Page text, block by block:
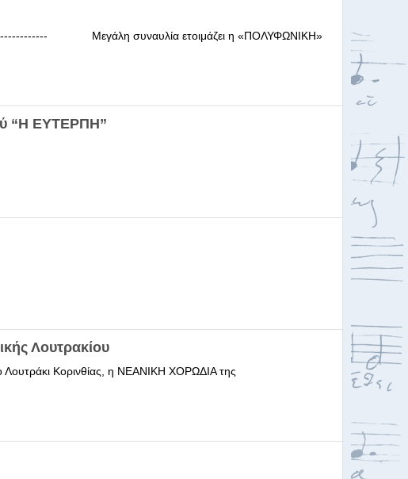
Χορωδιών
διδασκαλία για Μαέστρου...
Μεγάλη συναυλία ετοιμάζει η «ΠΟΛΥΦΩΝΙΚΗ»
“Η ΕΥΤΕΡΠΗ”
Λουτρακίου
Κορινθίας, η ΝΕΑΝΙΚΗ ΧΟΡΩΔΙΑ της